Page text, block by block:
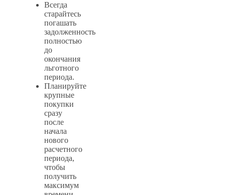
Всегда
старайтесь
погашать
задолженность
полностью
до
окончания
льготного
периода.
Планируйте
крупные
покупки
сразу
после
начала
нового
расчетного
периода,
чтобы
получить
максимум